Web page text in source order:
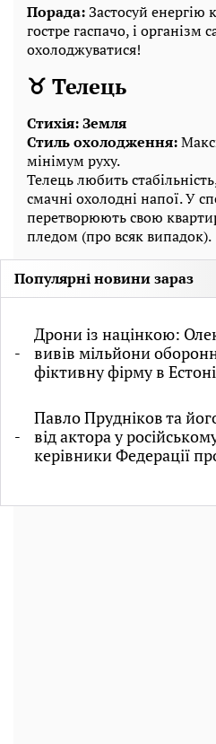
Порада:Застосуй енергію
гостре гаспачо, і організм
охолоджуватися!
♉ Телець
Стихія: Земля
Стиль охолодження:
мінімум руху.
Телець любить
смачні охолодні напої. У
перетворюють свою
пледом (про всяк випадок).
Популярні новини зараз
Дрони із націнкою:
вивів мільйони
фіктивну фірму в
Павло Прудніков та
від актора у
керівники Федерації